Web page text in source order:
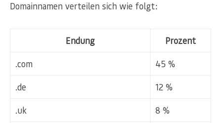
Domainnamen verteilen sich wie folgt:
Endung Prozent
.com 45 %
.de 12 %
.uk 8 %